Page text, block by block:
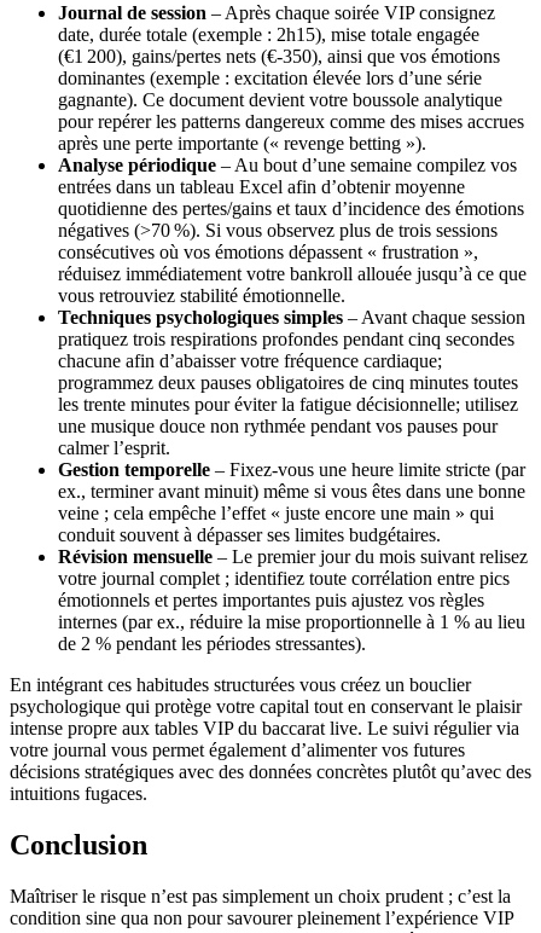
Journal de session – Après chaque soirée VIP consignez
date, durée totale (exemple : 2h15), mise totale engagée
(€1 200), gains/pertes nets (€‑350), ainsi que vos émotions
dominantes (exemple : excitation élevée lors d’une série
gagnante). Ce document devient votre boussole analytique
pour repérer les patterns dangereux comme des mises accrues
après une perte importante (« revenge betting »).
Analyse périodique – Au bout d’une semaine compilez vos
entrées dans un tableau Excel afin d’obtenir moyenne
quotidienne des pertes/gains et taux d’incidence des émotions
négatives (>70 %). Si vous observez plus de trois sessions
consécutives où vos émotions dépassent « frustration »,
réduisez immédiatement votre bankroll allouée jusqu’à ce que
vous retrouviez stabilité émotionnelle.
Techniques psychologiques simples – Avant chaque session
pratiquez trois respirations profondes pendant cinq secondes
chacune afin d’abaisser votre fréquence cardiaque;
programmez deux pauses obligatoires de cinq minutes toutes
les trente minutes pour éviter la fatigue décisionnelle; utilisez
une musique douce non rythmée pendant vos pauses pour
calmer l’esprit.
Gestion temporelle – Fixez-vous une heure limite stricte (par
ex., terminer avant minuit) même si vous êtes dans une bonne
veine ; cela empêche l’effet « juste encore une main » qui
conduit souvent à dépasser ses limites budgétaires.
Révision mensuelle – Le premier jour du mois suivant relisez
votre journal complet ; identifiez toute corrélation entre pics
émotionnels et pertes importantes puis ajustez vos règles
internes (par ex., réduire la mise proportionnelle à 1 % au lieu
de 2 % pendant les périodes stressantes).
En intégrant ces habitudes structurées vous créez un bouclier
psychologique qui protège votre capital tout en conservant le plaisir
intense propre aux tables VIP du baccarat live. Le suivi régulier via
votre journal vous permet également d’alimenter vos futures
décisions stratégiques avec des données concrètes plutôt qu’avec des
intuitions fugaces.
Conclusion
Maîtriser le risque n’est pas simplement un choix prudent ; c’est la
condition sine qua non pour savourer pleinement l’expérience VIP